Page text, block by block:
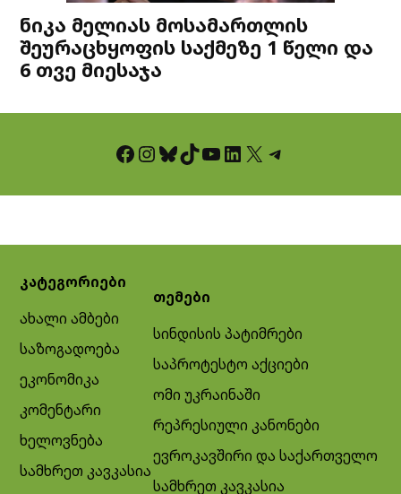
ნიკა მელიას მოსამართლის
შეურაცხყოფის საქმეზე 1 წელი და
6 თვე მიესაჯა
Facebook InstagramBluesky TikTok YouTube LinkedIn X Telegram
კატეგორიები
ახალი ამბები
საზოგადოება
ეკონომიკა
კომენტარი
ხელოვნება
სამხრეთ კავკასია
თემები
სინდისის პატიმრები
საპროტესტო აქციები
ომი უკრაინაში
რეპრესიული კანონები
ევროკავშირი და საქართველო
სამხრეთ კავკასია